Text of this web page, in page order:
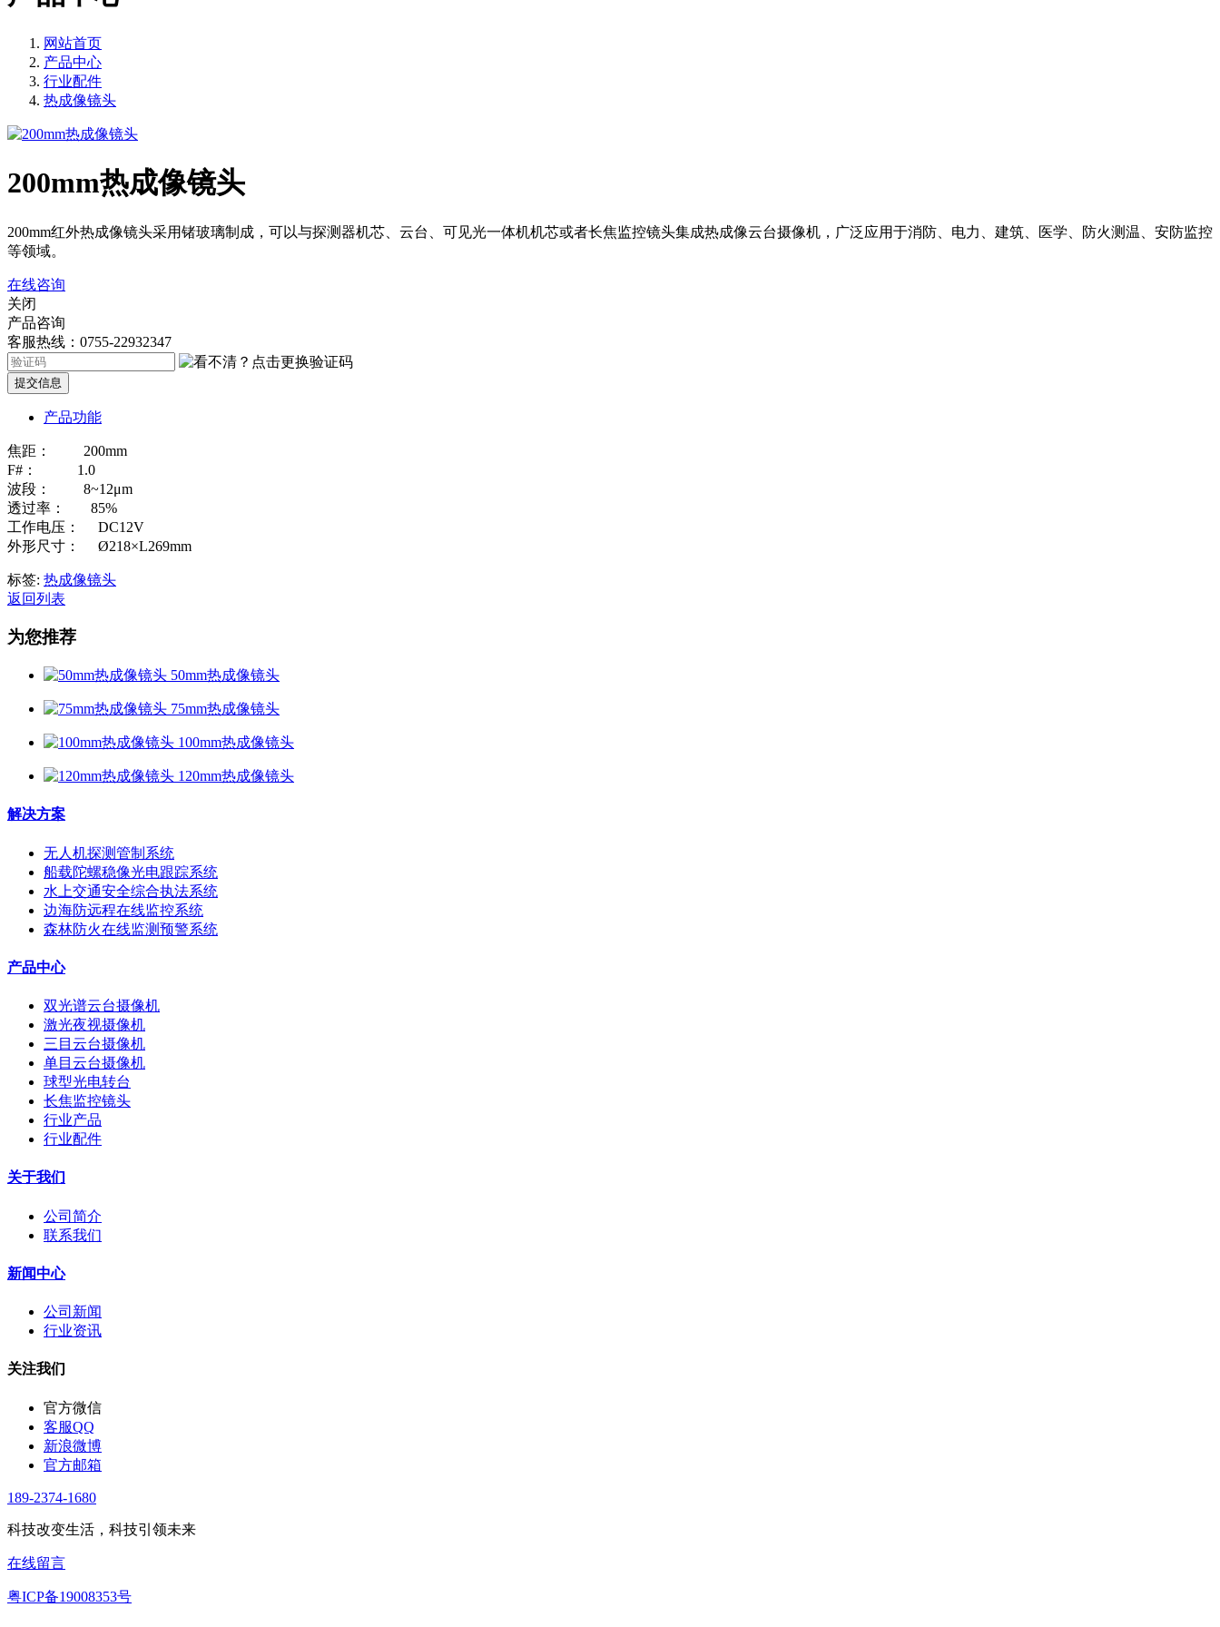
网站首页
产品中心
行业配件
热成像镜头
200mm热成像镜头
200mm红外热成像镜头采用锗玻璃制成，可以与探测器机芯、云台、可见光一体机机芯或者长焦监控镜头集成热成像云台摄像机，广泛应用于消防、电力、建筑、医学、防火测温、安防监控
等领域。
在线咨询
关闭
产品咨询
客服热线：0755-22932347
提交信息
产品功能
焦距： 200mm
F#： 1.0
波段： 8~12μm
透过率： 85%
工作电压： DC12V
外形尺寸： Ø218×L269mm
标签: 热成像镜头
返回列表
为您推荐
50mm热成像镜头
75mm热成像镜头
100mm热成像镜头
120mm热成像镜头
解决方案
无人机探测管制系统
船载陀螺稳像光电跟踪系统
水上交通安全综合执法系统
边海防远程在线监控系统
森林防火在线监测预警系统
产品中心
双光谱云台摄像机
激光夜视摄像机
三目云台摄像机
单目云台摄像机
球型光电转台
长焦监控镜头
行业产品
行业配件
关于我们
公司简介
联系我们
新闻中心
公司新闻
行业资讯
关注我们
官方微信
客服QQ
新浪微博
官方邮箱
189-2374-1680
科技改变生活，科技引领未来
在线留言
粤ICP备19008353号